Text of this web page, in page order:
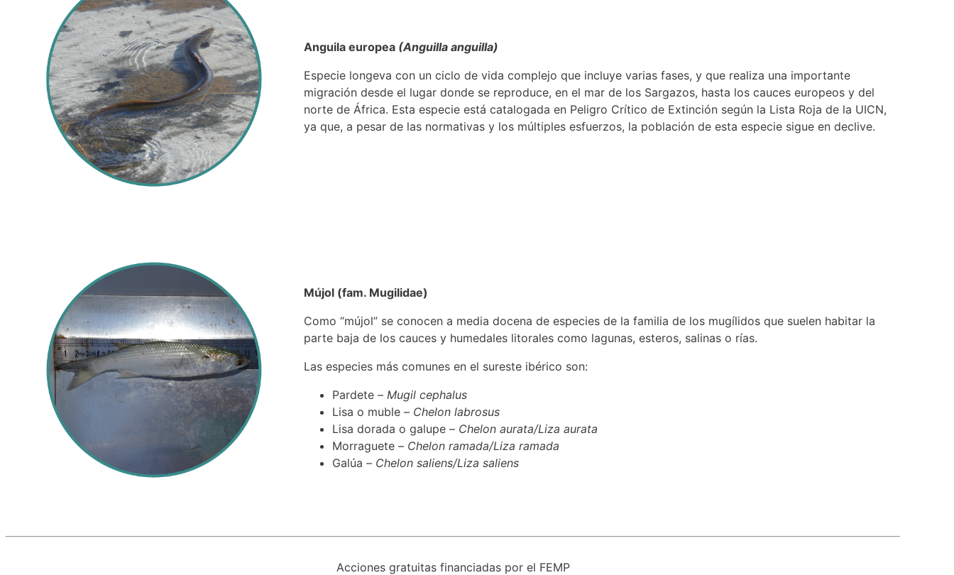
Anguila europea (Anguilla anguilla)
Especie longeva con un ciclo de vida complejo que incluye varias fases, y que realiza una importante
migración desde el lugar donde se reproduce, en el mar de los Sargazos, hasta los cauces europeos y del
norte de África. Esta especie está catalogada en Peligro Crítico de Extinción según la Lista Roja de la UICN,
ya que, a pesar de las normativas y los múltiples esfuerzos, la población de esta especie sigue en declive.
Mújol (fam. Mugilidae)
Como “mújol” se conocen a media docena de especies de la familia de los mugílidos que suelen habitar la
parte baja de los cauces y humedales litorales como lagunas, esteros, salinas o rías.
Las especies más comunes en el sureste ibérico son:
Pardete – Mugil cephalus
Lisa o muble – Chelon labrosus
Lisa dorada o galupe – Chelon aurata/Liza aurata
Morraguete – Chelon ramada/Liza ramada
Galúa – Chelon saliens/Liza saliens
Acciones gratuitas financiadas por el FEMP